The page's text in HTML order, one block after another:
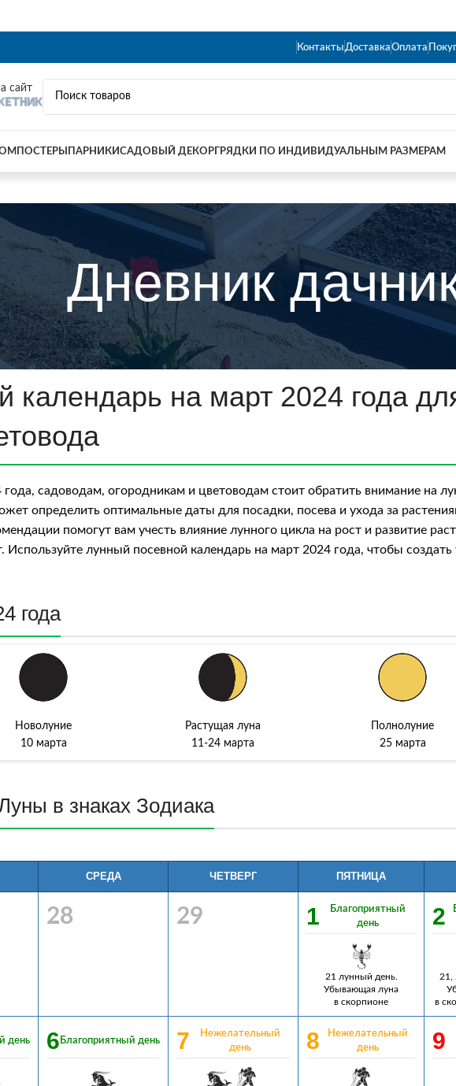
Контакты ДоставкаОплата
сайт
ПАРНИКИСАДОВЫЙ ДЕКОР ГРЯДКИ ПО ИНДИВИДУАЛЬНЫМ РАЗМЕРАМ
Дневник
календарь на март 2024 года
садоводам, огородникам и цветоводам стоит обратить внимание на
определить оптимальные даты для посадки, посева и ухода за
помогут вам учесть влияние лунного цикла на рост и развитие
Используйте лунный посевной календарь на март 2024 года, чтобы
года
Новолуние
10 марта
Растущая луна
11-24 марта
Полнолуние
25 марта
в знaкax Зoдиaкa
СРЕДА ЧЕТВЕРГ ПЯТНИЦА
28 29 1
Благоприятный
день
21 лунный день.
Убывающая луна
в скорпионе
2
21,
в
день 6 Благоприятный день 7
Нежелательный
день
8
Нежелательный
день
9